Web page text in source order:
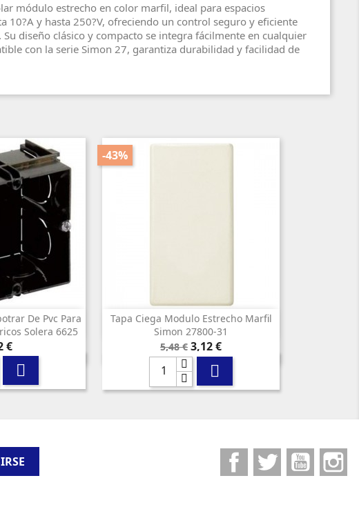
módulo estrecho en color marfil, ideal para espacios
10?A y hasta 250?V, ofreciendo un control seguro y eficiente
diseño clásico y compacto se integra fácilmente en cualquier
con la serie Simon 27, garantiza durabilidad y facilidad de
De Pvc Para
Solera 6625
€

rápida
Tapa Ciega Modulo Estrecho Marfil
Simon 27800-31
Precio
base
5,48 €
-43%
Precio
3,12 €

 Vista rápida
FacebookTwitter YouTube